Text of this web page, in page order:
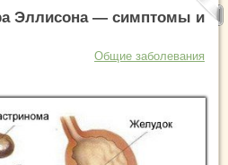
Эллисона — симптомы и
Общие заболевания